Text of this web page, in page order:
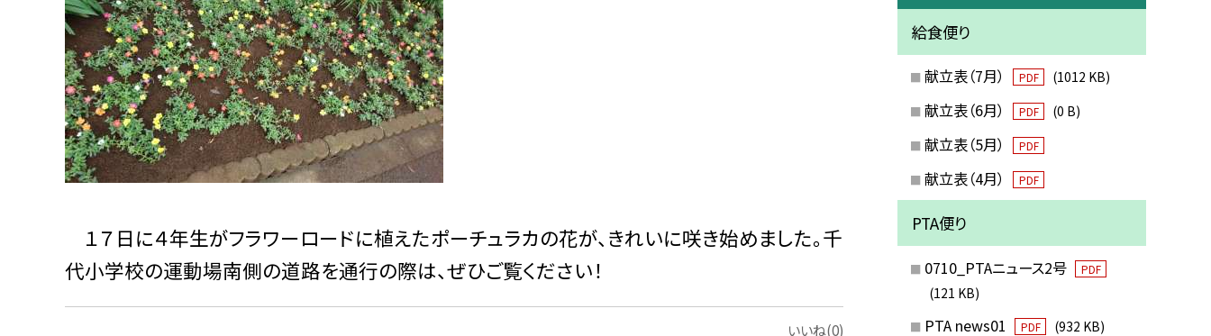
１７日に４年生がフラワーロードに植えたポーチュラカの花が、きれいに咲き始めました。千
代小学校の運動場南側の道路を通行の際は、ぜひご覧ください！
いいね(0)
給食便り
献立表（7月） PDF (1012 KB)
献立表（6月） PDF (0 B)
献立表（5月） PDF
献立表（4月） PDF
PTA便り
0710_PTAニュース2号 PDF
(121 KB)
PTA news01 PDF (932 KB)